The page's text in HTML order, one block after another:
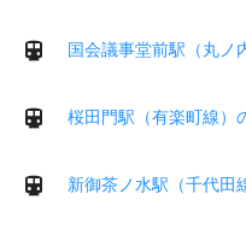
国会議事堂前駅（丸ノ
桜田門駅（有楽町線）
新御茶ノ水駅（千代田